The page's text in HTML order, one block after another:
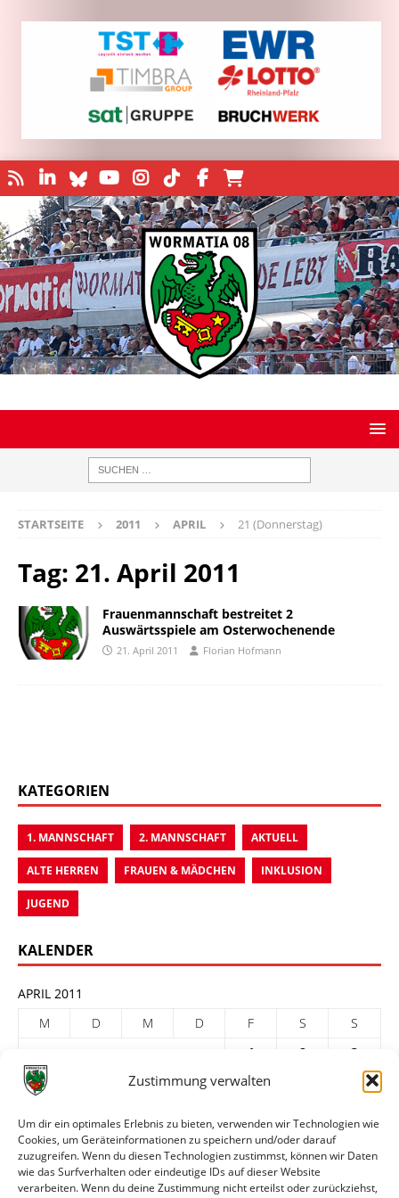
Zustimmung verwalten
Um dir ein optimales Erlebnis zu bieten, verwenden wir Technologien wie
Cookies, um Geräteinformationen zu speichern und/oder darauf
zuzugreifen. Wenn du diesen Technologien zustimmst, können wir Daten
wie das Surfverhalten oder eindeutige IDs auf dieser Website
verarbeiten. Wenn du deine Zustimmung nicht erteilst oder zurückziehst,
STARTSEITE 2011 APRIL 21 (Donnerstag)
Tag: 21. April 2011
Frauenmannschaft bestreitet 2
Auswärtsspiele am Osterwochenende
21. April 2011 Florian Hofmann
KATEGORIEN
1. MANNSCHAFT 2. MANNSCHAFT AKTUELL
ALTE HERREN FRAUEN & MÄDCHEN INKLUSION
JUGEND
KALENDER
APRIL 2011
M
D M D F S
S
1
2
3
4
6 7 8
18
19 20 21 22 23
25
26 27 28 29
30